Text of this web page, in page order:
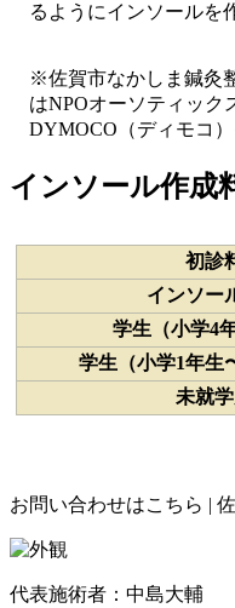
るようにインソールを
※佐賀市なかしま鍼灸
はNPOオーソティック
DYMOCO（ディモコ）
インソール作成
初診
インソー
学生（小学4
学生（小学1年生
未就
お問い合わせはこちら |
代表施術者：中島大輔